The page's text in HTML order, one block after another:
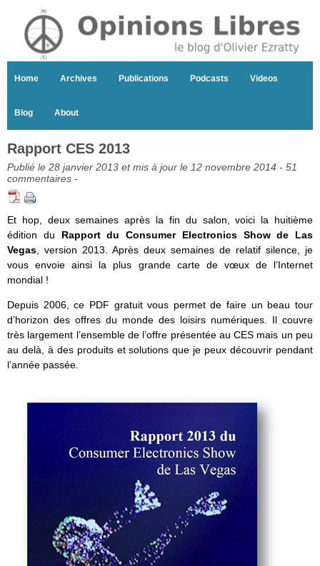
Home Archives Publications Podcasts Videos
Blog About
Rapport CES 2013
Publié le 28 janvier 2013 et mis à jour le 12 novembre 2014 - 51
commentaires -
Et hop, deux semaines après la fin du salon, voici la huitième
édition du Rapport du Consumer Electronics Show de Las
Vegas , version 2013. Après deux semaines de relatif silence, je
vous envoie ainsi la plus grande carte de vœux de l’Internet
mondial !
Depuis 2006, ce PDF gratuit vous permet de faire un beau tour
d’horizon des offres du monde des loisirs numériques. Il couvre
très largement l’ensemble de l’offre présentée au CES mais un peu
au delà, à des produits et solutions que je peux découvrir pendant
l’année passée.